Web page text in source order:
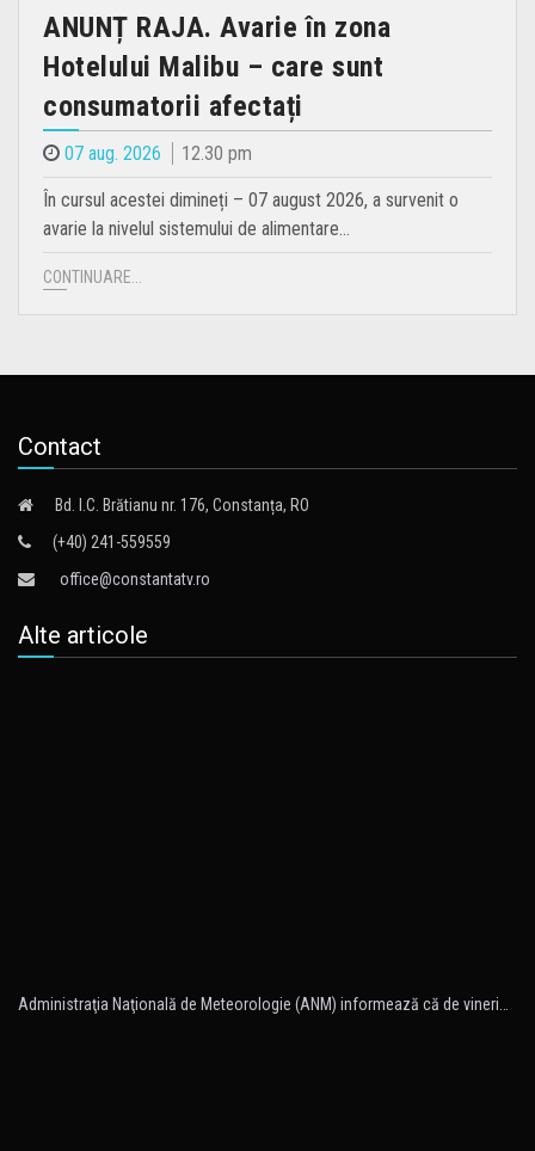
ANUNȚ RAJA. Avarie în zona
Hotelului Malibu – care sunt
consumatorii afectați
07 aug. 2026 12.30 pm
În cursul acestei dimineți – 07 august 2026, a survenit o
avarie la nivelul sistemului de alimentare…
CONTINUARE...
Contact
Bd. I.C. Brătianu nr. 176, Constanța, RO
(+40) 241-559559
office@constantatv.ro
Alte articole
Administraţia Naţională de Meteorologie (ANM) informează că de vineri…